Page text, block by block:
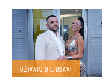
UŽIVAJU U LJUBAVI